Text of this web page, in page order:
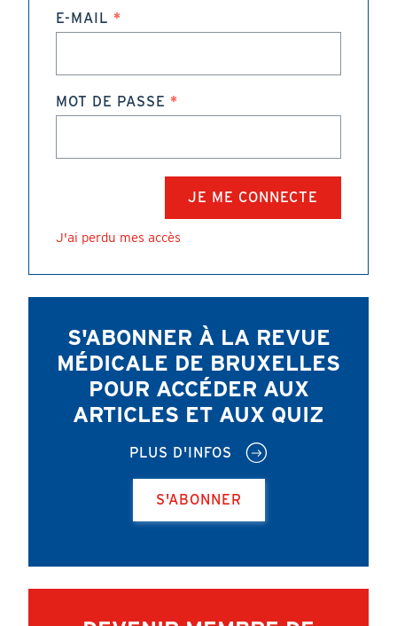
E-MAIL
MOT DE PASSE
J'ai perdu mes accès
S'ABONNER À LA REVUE
MÉDICALE DE BRUXELLES
POUR ACCÉDER AUX
ARTICLES ET AUX QUIZ
PLUS D'INFOS
S'ABONNER